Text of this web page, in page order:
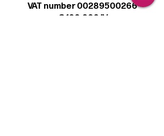
VAT number 00289500266
€ 100.000 IV